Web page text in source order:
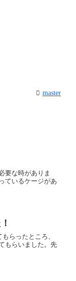
master
要な時がありま
ているケージがあ
らったところ、
もらいました。先